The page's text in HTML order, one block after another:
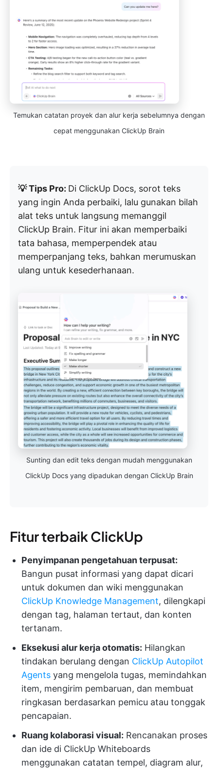
Temukan catatan proyek dan alur kerja sebelumnya dengan
cepat menggunakan ClickUp Brain
💡 Tips Pro: Di ClickUp Docs, sorot teks
yang ingin Anda perbaiki, lalu gunakan bilah
alat teks untuk langsung memanggil
ClickUp Brain. Fitur ini akan memperbaiki
tata bahasa, memperpendek atau
memperpanjang teks, bahkan merumuskan
ulang untuk kesederhanaan.
Sunting dan edit teks dengan mudah menggunakan
ClickUp Docs yang dipadukan dengan ClickUp Brain
Fitur terbaik ClickUp
Penyimpanan pengetahuan terpusat:
Bangun pusat informasi yang dapat dicari
untuk dokumen dan wiki menggunakan
ClickUp Knowledge Management, dilengkapi
dengan tag, halaman tertaut, dan konten
tertanam.
Eksekusi alur kerja otomatis: Hilangkan
tindakan berulang dengan ClickUp Autopilot
Agents yang mengelola tugas, memindahkan
item, mengirim pembaruan, dan membuat
ringkasan berdasarkan pemicu atau tonggak
pencapaian.
Ruang kolaborasi visual: Rencanakan proses
dan ide di ClickUp Whiteboards
menggunakan catatan tempel, diagram alur,